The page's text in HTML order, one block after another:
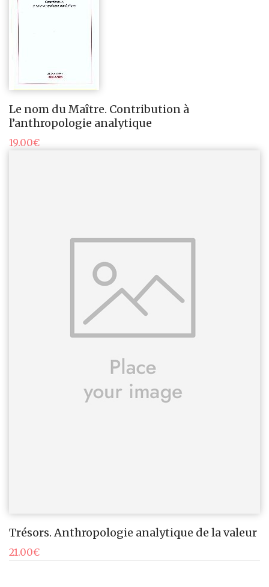
Le nom du Maître. Contribution à
l’anthropologie analytique
19.00€
Trésors. Anthropologie analytique de la valeur
21.00€